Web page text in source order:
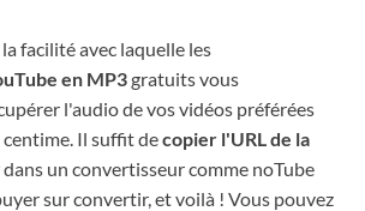
facilité avec laquelle les
en MP3gratuits vous
l'audio de vos vidéos préférées
Il suffit decopier l'URL de la
dans un convertisseur comme noTube
sur convertir, et voilà ! Vous pouvez